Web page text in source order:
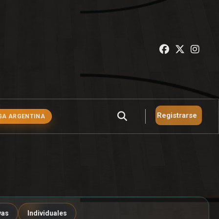
ARGENTINA Registrarse
Individuales